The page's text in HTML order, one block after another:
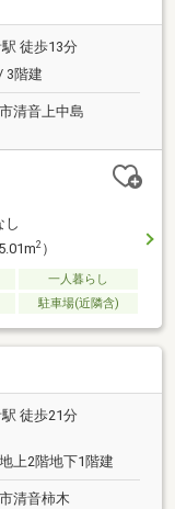
徒歩13分
3階建
清音上中島
し
2）
一人暮らし
駐車場(近隣含)
徒歩21分
上2階地下1階建
清音柿木